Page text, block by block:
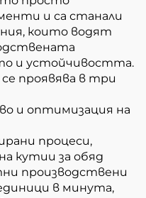
и са станали
които водят
и устойчивостта.
проявява в три
и оптимизация на
процеси,
кутии за обяд
производствени
в минута,